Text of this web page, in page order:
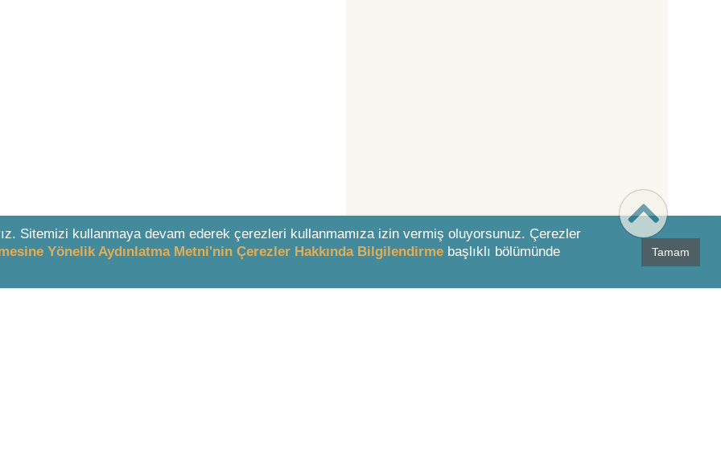
Sitemizi kullanmaya devam ederek çerezleri kullanmamıza izin vermiş oluyorsunuz. Çerezler
Yönelik Aydınlatma Metni'nin Çerezler Hakkında Bilgilendirme başlıklı bölümünde
Tamam